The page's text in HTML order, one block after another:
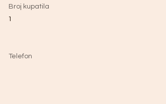
Broj kupatila
1
Telefon